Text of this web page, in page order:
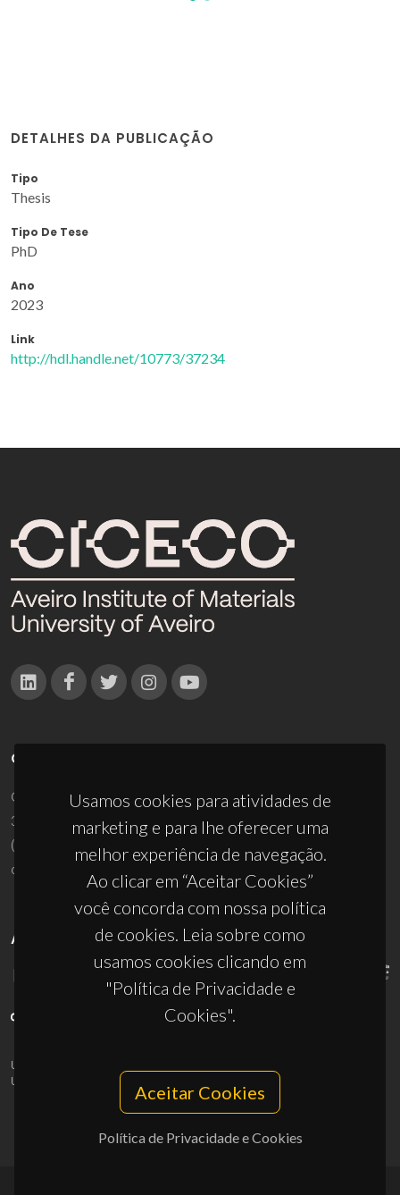
DETALHES DA PUBLICAÇÃO
Tipo
Thesis
Tipo De Tese
PhD
Ano
2023
Link
http://hdl.handle.net/10773/37234
Usamos cookies para atividades de
marketing e para lhe oferecer uma
melhor experiência de navegação.
Ao clicar em “Aceitar Cookies”
você concorda com nossa política
de cookies. Leia sobre como
usamos cookies clicando em
"Política de Privacidade e
Cookies".
Aceitar Cookies
Política de Privacidade e Cookies
CONTACTOS
Campus Universitário de Santiago
3810-193 Aveiro - Portugal
(+351) 234 370 200
ciceco@ua.pt
APOIOS
UID/PRR/50011/2025
UID/PRR2/50011/2025
10.54499/UID/PRR2/50011/2025